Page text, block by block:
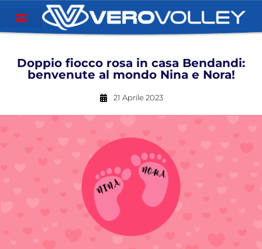
Doppio fiocco rosa in casa Bendandi:
benvenute al mondo Nina e Nora!
21 Aprile 2023